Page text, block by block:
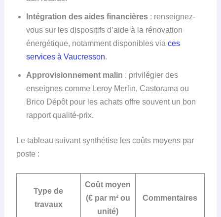
Intégration des aides financières: renseignez-
vous sur les dispositifs d’aide à la rénovation
énergétique, notamment disponibles via ces
services à Vaucresson.
Approvisionnement malin : privilégier des
enseignes comme Leroy Merlin, Castorama ou
Brico Dépôt pour les achats offre souvent un bon
rapport qualité-prix.
Le tableau suivant synthétise les coûts moyens par
poste :
Type de
travaux
Coût moyen
(€ par m² ou
unité)
Commentaires